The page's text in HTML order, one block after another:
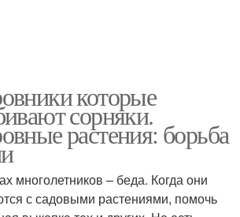
которые
сорняки.
растения: борьба
многолетников – беда. Когда они
с садовыми растениями, помочь